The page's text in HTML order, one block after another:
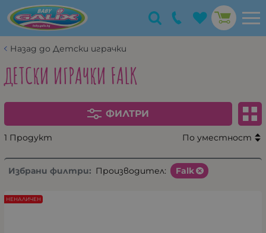
Назад до Детски играчки
ДЕТСКИ ИГРАЧКИ FALK
ФИЛТРИ
1 Продукт По уместност
Избрани филтри: Производител: Falk
НЕНАЛИЧЕН